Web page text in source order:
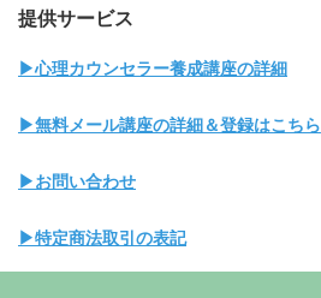
提供サービス
▶心理カウンセラー養成講座の詳細
▶無料メール講座の詳細＆登録はこちら
▶お問い合わせ
▶特定商法取引の表記